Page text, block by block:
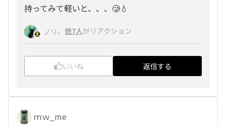
持ってみて軽いと、、、🥲💧
ノリ 、 他7人がリアクション
いいね 返信する
ｍｗ_me